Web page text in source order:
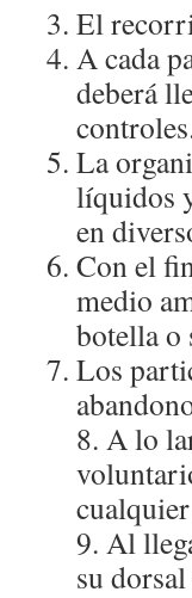
El
A cada
deberá
La
líquidos
en
Con el
medio
botella o
Los
8. A lo
9. Al
su